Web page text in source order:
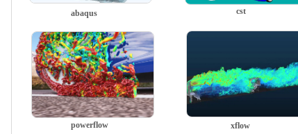
cst
abaqus
powerflow xflow